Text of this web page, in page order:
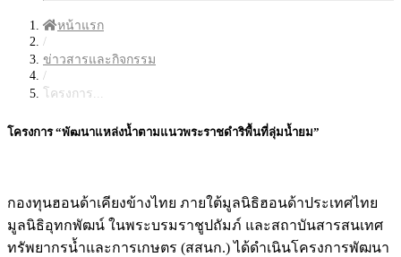
หน้าแรก
/
ข่าวสารและกิจกรรม
/
โครงการ...
โครงการ “พัฒนาแหล่งน้ำตามแนวพระราชดำริพื้นที่ลุ่มน้ำยม”
กองทุนฮอนด้าเคียงข้างไทย ภายใต้มูลนิธิฮอนด้าประเทศไทย
มูลนิธิอุทกพัฒน์ ในพระบรมราชูปถัมภ์ และสถาบันสารสนเทศ
ทรัพยากรน้ำและการเกษตร (สสนก.) ได้ดำเนินโครงการพัฒนา